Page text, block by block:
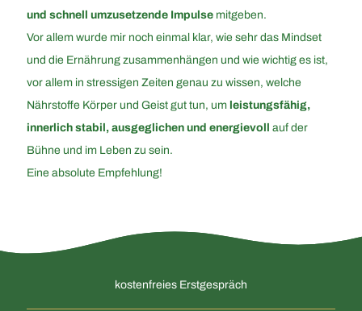
und schnell umzusetzende Impulse mitgeben.
Vor allem wurde mir noch einmal klar, wie sehr das Mindset
und die Ernährung zusammenhängen und wie wichtig es ist,
vor allem in stressigen Zeiten genau zu wissen, welche
Nährstoffe Körper und Geist gut tun, um leistungsfähig,
innerlich stabil, ausgeglichen und energievoll
auf der
Bühne und im Leben zu sein.
Eine absolute Empfehlung!
kostenfreies Erstgespräch